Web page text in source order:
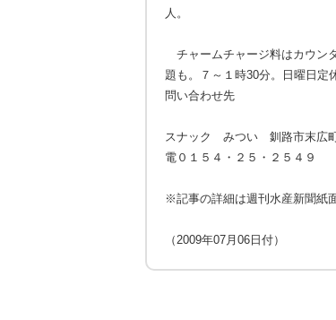
人。
チャームチャージ料はカウン
題も。７～１時30分。日曜日定
問い合わせ先
スナック みつい 釧路市末広
電０１５４・２５・２５４９
※記事の詳細は週刊水産新聞紙
（2009年07月06日付）